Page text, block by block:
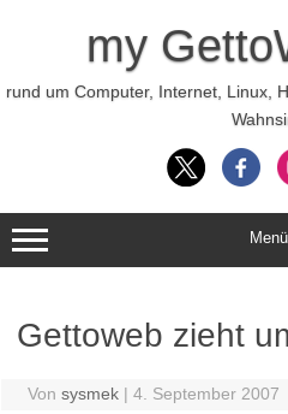
my
rund um Computer, Internet, Linux,
Menü
Gettoweb zieht
Von sysmek | 4. September 2007